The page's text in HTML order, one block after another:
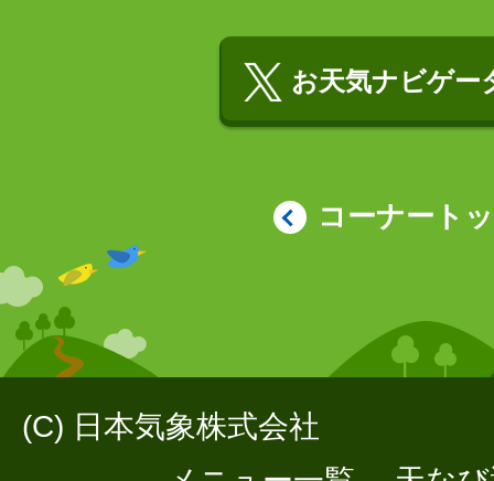
お天気ナビゲー
コーナート
(C) 日本気象株式会社